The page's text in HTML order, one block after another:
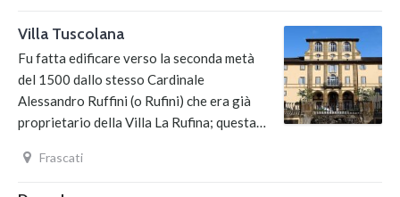
Villa Tuscolana
Fu fatta edificare verso la seconda metà
del 1500 dallo stesso Cardinale
Alessandro Ruffini (o Rufini) che era già
proprietario della Villa La Rufina; questa…
Frascati